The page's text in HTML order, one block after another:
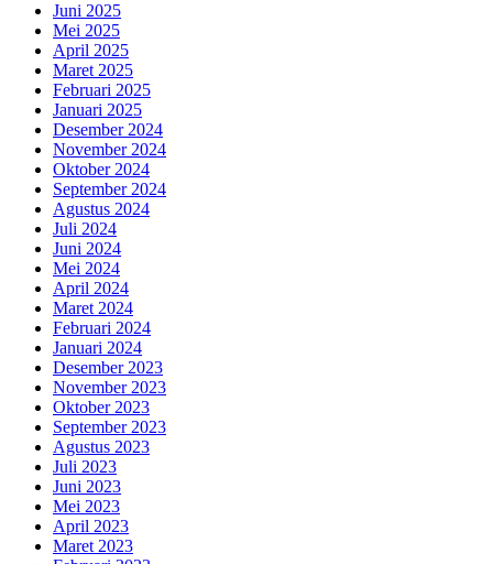
Juni 2025
Mei 2025
April 2025
Maret 2025
Februari 2025
Januari 2025
Desember 2024
November 2024
Oktober 2024
September 2024
Agustus 2024
Juli 2024
Juni 2024
Mei 2024
April 2024
Maret 2024
Februari 2024
Januari 2024
Desember 2023
November 2023
Oktober 2023
September 2023
Agustus 2023
Juli 2023
Juni 2023
Mei 2023
April 2023
Maret 2023